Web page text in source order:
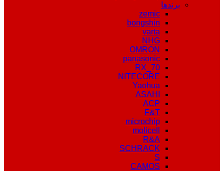
برندها
zemic
bongshin
varta
NHG
OMRON
panasonic
RX_70
NITECORE
Yaohua
ASAHI
ACP
F&T
microchip
molicell
R&A
SCHRACK
S
CAMOS